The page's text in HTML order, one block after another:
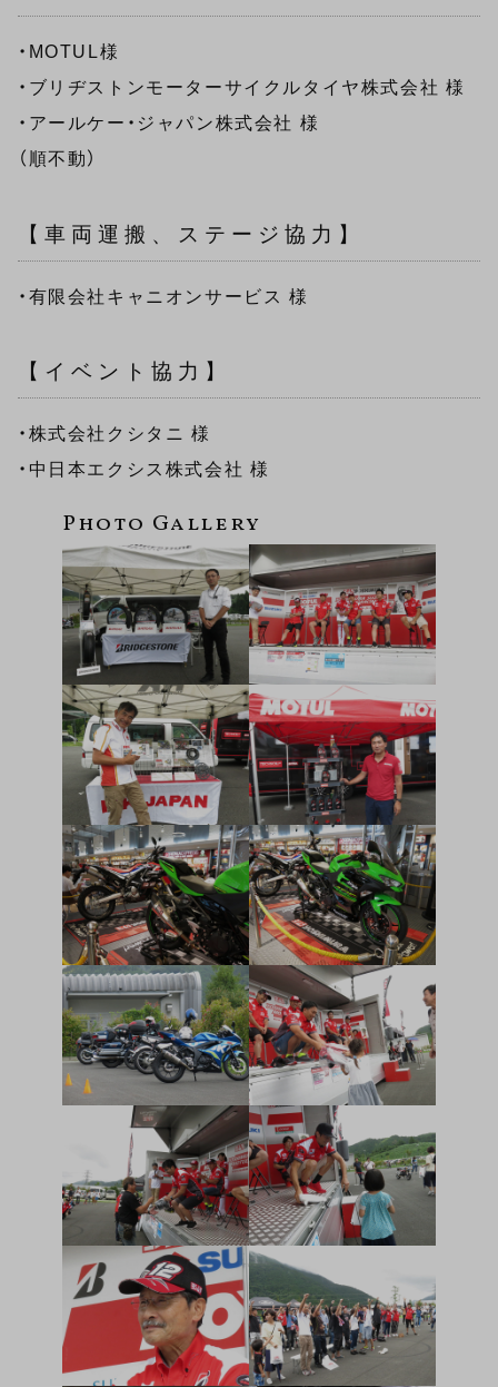
・MOTUL様
・ブリヂストンモーターサイクルタイヤ株式会社 様
・アールケー・ジャパン株式会社 様
（順不動）
【車両運搬、ステージ協力】
・有限会社キャニオンサービス 様
【イベント協力】
・株式会社クシタニ 様
・中日本エクシス株式会社 様